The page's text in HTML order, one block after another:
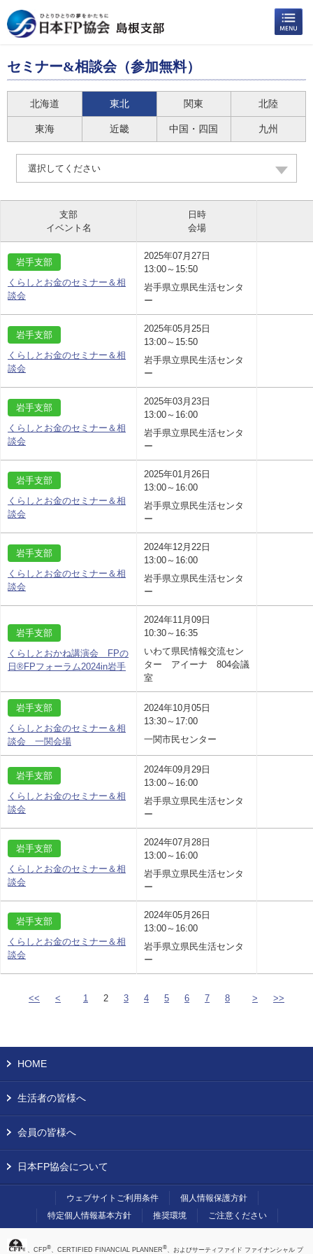
セミナー&相談会（参加無料）
北海道 東北 関東 北陸
東海 近畿 中国・四国 九州
選択してください
支部
イベント名
日時
会場
岩手支部
くらしとお金のセミナー＆相
談会
2025年07月27日
13:00～15:50
岩手県立県民生活センタ
ー
岩手支部
くらしとお金のセミナー＆相
談会
2025年05月25日
13:00～15:50
岩手県立県民生活センタ
ー
岩手支部
くらしとお金のセミナー＆相
談会
2025年03月23日
13:00～16:00
岩手県立県民生活センタ
ー
岩手支部
くらしとお金のセミナー＆相
談会
2025年01月26日
13:00～16:00
岩手県立県民生活センタ
ー
岩手支部
くらしとお金のセミナー＆相
談会
2024年12月22日
13:00～16:00
岩手県立県民生活センタ
ー
岩手支部
くらしとおかね講演会 FPの
日®FPフォーラム2024in岩手
2024年11月09日
10:30～16:35
いわて県民情報交流セン
ター アイーナ 804会議
室
岩手支部
くらしとお金のセミナー＆相
談会 一関会場
2024年10月05日
13:30～17:00
一関市民センター
岩手支部
くらしとお金のセミナー＆相
談会
2024年09月29日
13:00～16:00
岩手県立県民生活センタ
ー
岩手支部
くらしとお金のセミナー＆相
談会
2024年07月28日
13:00～16:00
岩手県立県民生活センタ
ー
岩手支部
くらしとお金のセミナー＆相
談会
2024年05月26日
13:00～16:00
岩手県立県民生活センタ
ー
<< < 1 2 3 4 5 6 7 8 > >>
HOME
生活者の皆様へ
会員の皆様へ
日本FP協会について
ウェブサイトご利用条件
個人情報保護方針
特定個人情報基本方針
推奨環境 ご注意ください
、CFP®、CERTIFIED FINANCIAL PLANNER®、およびサーティファイド ファイナンシャル プ